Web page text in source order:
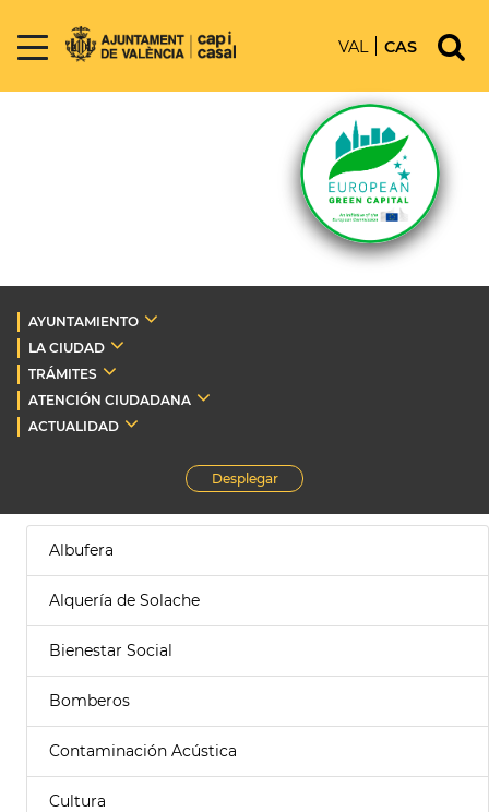
VAL CAS
AYUNTAMIENTO
LA CIUDAD
TRÁMITES
ATENCIÓN CIUDADANA
ACTUALIDAD
Desplegar
Albufera
Alquería de Solache
Bienestar Social
Bomberos
Contaminación Acústica
Cultura